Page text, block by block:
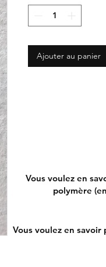
Ajouter au panier
Vous voulez en
polymère
Vous voulez en